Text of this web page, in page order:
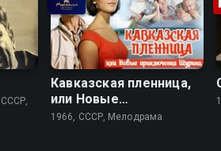
Кавказская пленница,
или Новые
приключения Шурика
1966, СССР, Мелодрама